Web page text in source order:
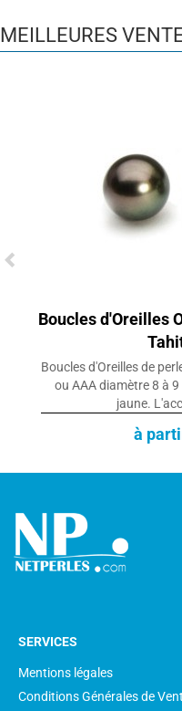
MEILLEURES
Boucles d'Oreilles
Boucles d'Oreilles de
ou AAA diamètre 8 à
jaune.
à
SERVICES
Mentions légales
Conditions Générales de